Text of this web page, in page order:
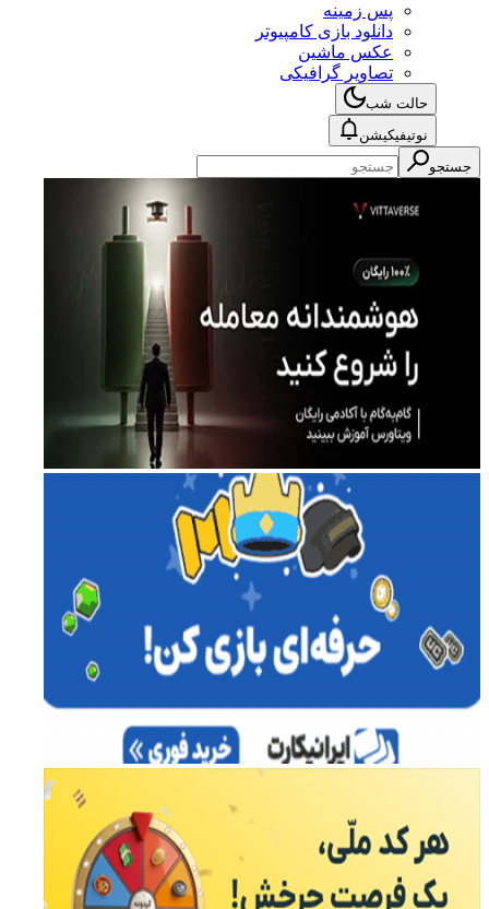
پس زمینه
دانلود بازی کامپیوتر
عکس ماشین
تصاویر گرافیکی
حالت شب
نوتیفیکیشن
جستجو